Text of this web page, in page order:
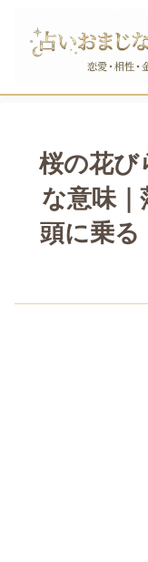
桜の花び
な意味｜
頭に乗る